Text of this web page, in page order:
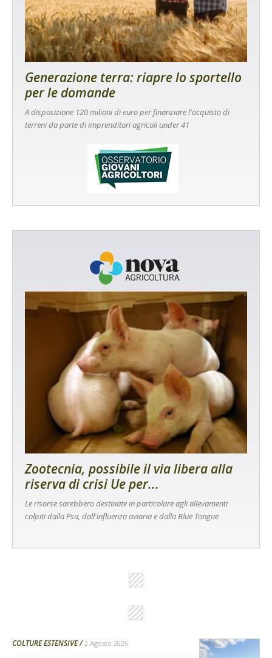
Generazione terra: riapre lo sportello
per le domande
A disposizione 120 milioni di euro per finanziare l'acquisto di
terreni da parte di imprenditori agricoli under 41
Zootecnia, possibile il via libera alla
riserva di crisi Ue per...
Le risorse sarebbero destinate in particolare agli allevamenti
colpiti dalla Psa, dall'influenza aviaria e dalla Blue Tongue
COLTURE ESTENSIVE 2 Agosto 2026